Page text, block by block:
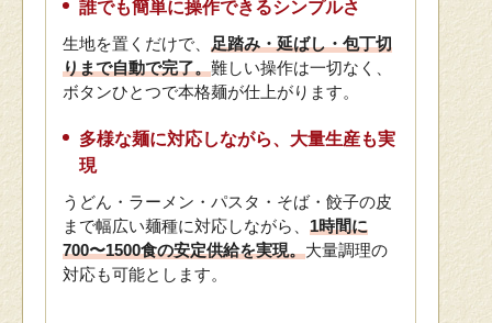
誰でも簡単に操作できるシンプルさ
生地を置くだけで、 足踏み・延ばし・包丁切
りまで自動で完了。難しい操作は一切なく、
ボタンひとつで本格麺が仕上がります。
多様な麺に対応しながら、大量生産も実
現
うどん・ラーメン・パスタ・そば・餃子の皮
まで幅広い麺種に対応しながら、 1時間に
700〜1500食の安定供給を実現。大量調理の
対応も可能とします。